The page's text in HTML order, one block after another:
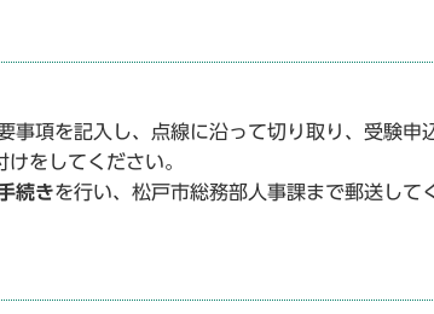
項を記入し、点線に沿って切り取り、受験申
をしてください。
続きを行い、松戸市総務部人事課まで郵送して